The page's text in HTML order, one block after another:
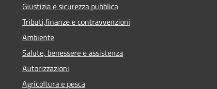
Giustizia e sicurezza pubblica
Tributi,finanze e contravvenzioni
Ambiente
Salute, benessere e assistenza
Autorizzazioni
Agricoltura e pesca